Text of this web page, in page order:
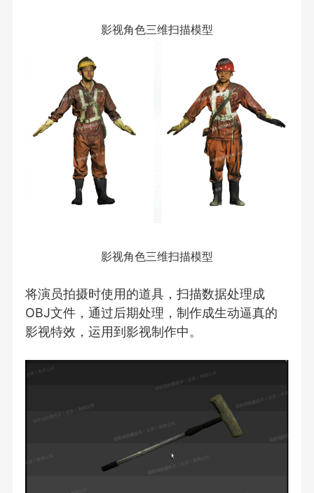
影视角色三维扫描模型
影视角色三维扫描模型
将演员拍摄时使用的道具，扫描数据处理成
OBJ文件，通过后期处理，制作成生动逼真的
影视特效，运用到影视制作中。